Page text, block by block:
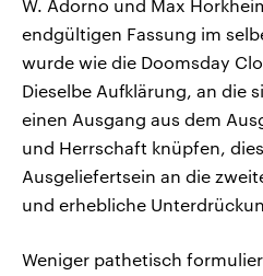
W. Adorno und Max
endgültigen Fassung im
wurde wie die Doomsday
Dieselbe Aufklärung, an die
einen Ausgang aus dem
und Herrschaft knüpfen,
Ausgeliefertsein an die
und erhebliche
Weniger pathetisch